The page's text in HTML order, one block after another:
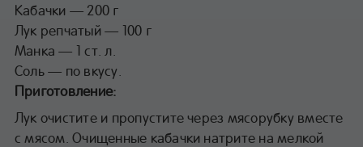
Кабачки — 200 г
Лук репчатый — 100 г
Манка — 1 ст. л.
Соль — по вкусу.
Приготовление:
Лук очистите и пропустите через мясорубку вместе
с мясом. Очищенные кабачки натрите на мелкой